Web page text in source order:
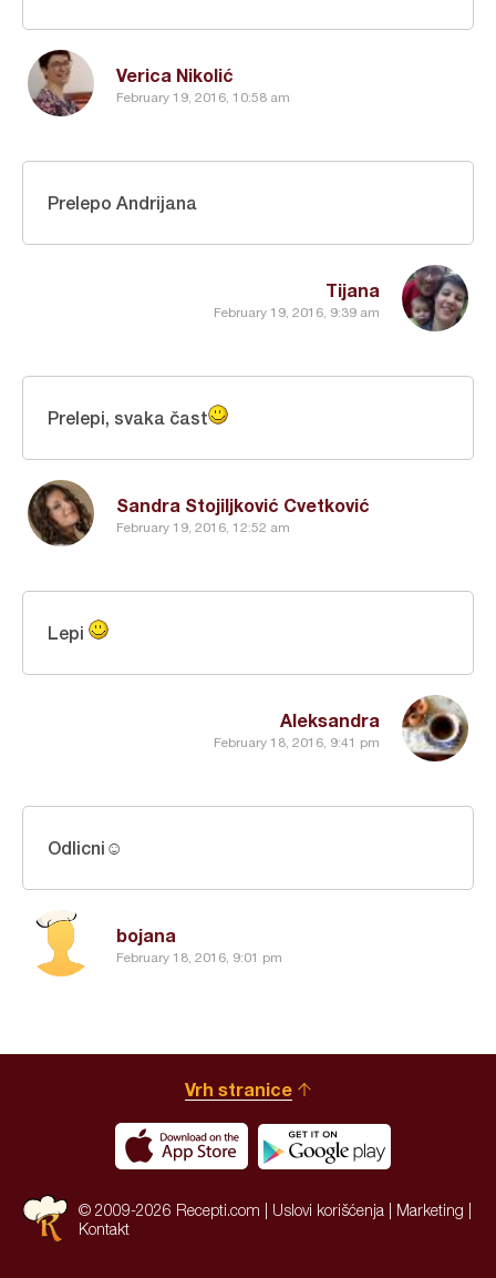
Verica Nikolić
February 19, 2016, 10:58 am
Tijana
February 19, 2016, 9:39 am
Prelepo Andrijana
Sandra Stojiljković Cvetković
February 19, 2016, 12:52 am
Prelepi, svaka čast
Aleksandra
February 18, 2016, 9:41 pm
Lepi
bojana
February 18, 2016, 9:01 pm
Odlicni☺
Vrh stranice
© 2009-2026 Recepti.com | Uslovi korišćenja Marketing
Kontakt